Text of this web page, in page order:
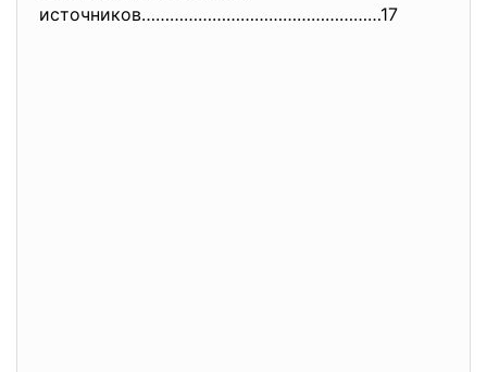
источников……………………………………………17